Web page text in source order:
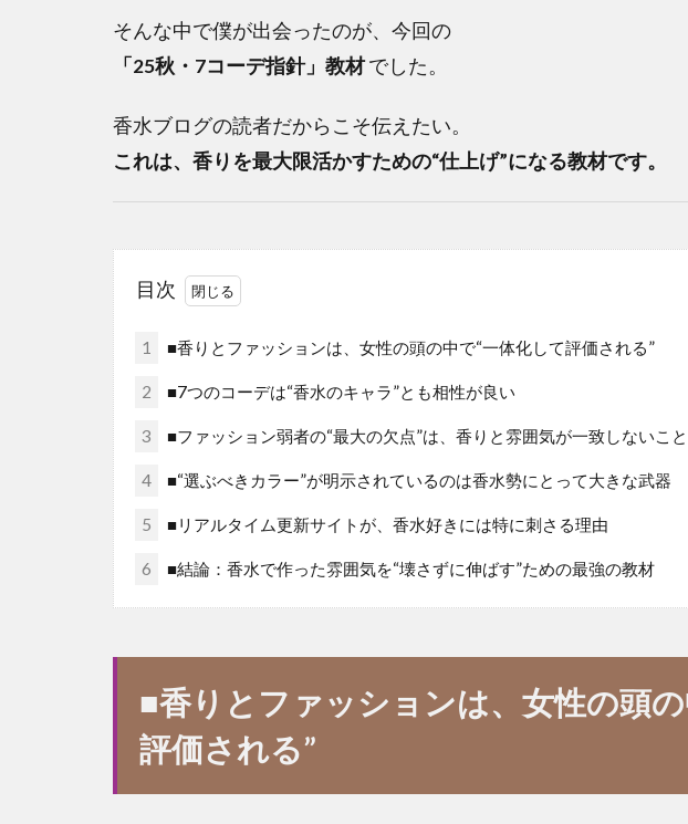
そんな中で僕が出会ったのが、今回の
「25秋・7コーデ指針」教材でした。
香水ブログの読者だからこそ伝えたい。
これは、香りを最大限活かすための“仕上げ”になる教材です。
目次
1 ■香りとファッションは、女性の頭の中で“一体化して評価される”
2 ■7つのコーデは“香水のキャラ”とも相性が良い
3 ■ファッション弱者の“最大の欠点”は、香りと雰囲気が一致しないこと
4 ■“選ぶべきカラー”が明示されているのは香水勢にとって大きな武器
5 ■リアルタイム更新サイトが、香水好きには特に刺さる理由
6 ■結論：香水で作った雰囲気を“壊さずに伸ばす”ための最強の教材
■香りとファッションは、女性の頭
評価される”